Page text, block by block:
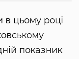
в цьому році
показник